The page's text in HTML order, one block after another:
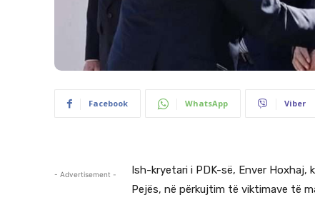
Facebook WhatsApp Viber
- Advertisement -
Ish-kryetari i PDK-së, Enver Hoxhaj,
Pejës, në përkujtim të viktimave të